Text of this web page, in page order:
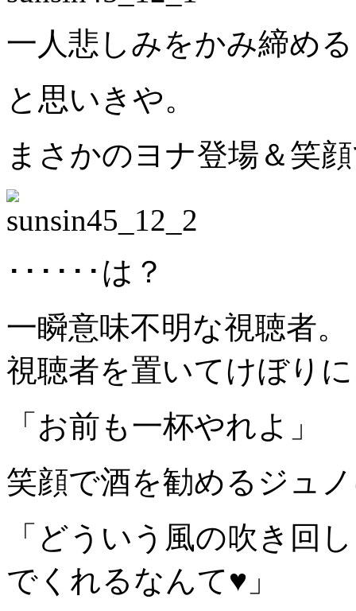
一人悲しみをかみ締め
と思いきや。
まさかのヨナ登場＆笑
･･････は？
一瞬意味不明な視聴者。
視聴者を置いてけぼり
「お前も一杯やれよ」
笑顔で酒を勧めるジュ
「どういう風の吹き回
でくれるなんて♥」